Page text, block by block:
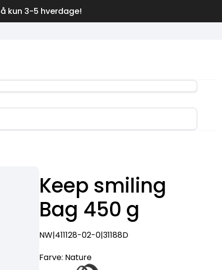
kun 3-5 hverdage!
Keep smiling
Bag 450 g
NW|411128-02-0|31188D
Farve: Nature